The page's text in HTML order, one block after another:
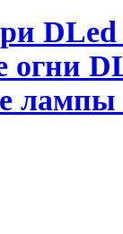
DLed